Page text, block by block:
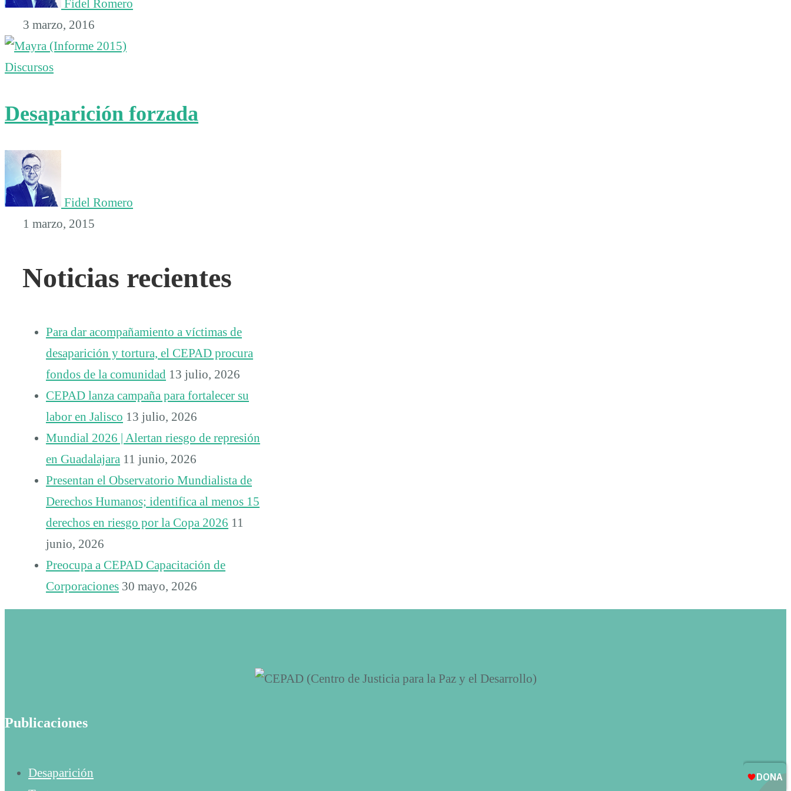
Fidel Romero
3 marzo, 2016
Discursos
Desaparición forzada
Fidel Romero
1 marzo, 2015
Noticias recientes
Para dar acompañamiento a víctimas de
desaparición y tortura, el CEPAD procura
fondos de la comunidad 13 julio, 2026
CEPAD lanza campaña para fortalecer su
labor en Jalisco 13 julio, 2026
Mundial 2026 | Alertan riesgo de represión
en Guadalajara 11 junio, 2026
Presentan el Observatorio Mundialista de
Derechos Humanos; identifica al menos 15
derechos en riesgo por la Copa 2026 11
junio, 2026
Preocupa a CEPAD Capacitación de
Corporaciones 30 mayo, 2026
Publicaciones
Desaparición